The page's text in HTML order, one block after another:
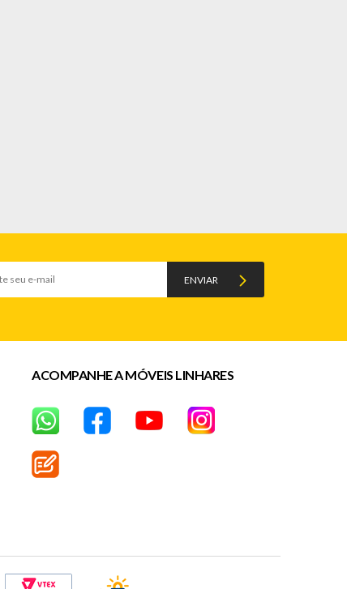
ENVIAR
ACOMPANHE A MÓVEIS LINHARES